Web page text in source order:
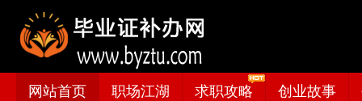
网站首页 职场江湖 求职攻略 创业故事